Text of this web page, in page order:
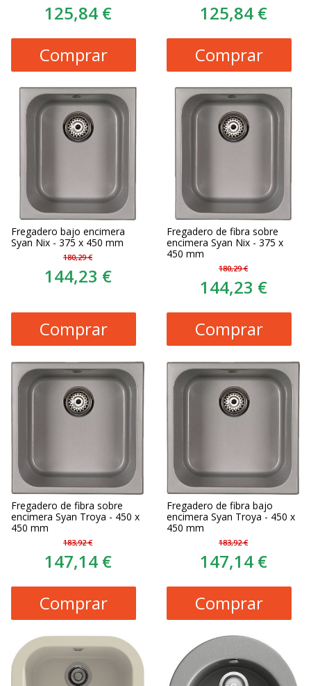
125,84 €
Comprar
125,84 €
Comprar
Fregadero bajo encimera
Syan Nix - 375 x 450 mm
180,29 €
144,23 €
Comprar
Fregadero de fibra sobre
encimera Syan Nix - 375 x
450 mm
180,29 €
144,23 €
Comprar
Fregadero de fibra sobre
encimera Syan Troya - 450 x
450 mm
183,92 €
147,14 €
Comprar
Fregadero de fibra bajo
encimera Syan Troya - 450 x
450 mm
183,92 €
147,14 €
Comprar